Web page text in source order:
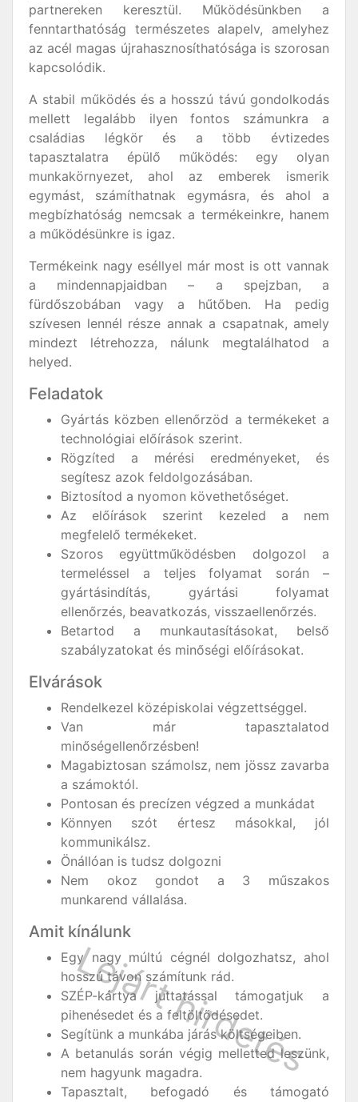
partnereken keresztül. Működésünkben a
fenntarthatóság természetes alapelv, amelyhez
az acél magas újrahasznosíthatósága is szorosan
kapcsolódik.
A stabil működés és a hosszú távú gondolkodás
mellett legalább ilyen fontos számunkra a
családias légkör és a több évtizedes
tapasztalatra épülő működés: egy olyan
munkakörnyezet, ahol az emberek ismerik
egymást, számíthatnak egymásra, és ahol a
megbízhatóság nemcsak a termékeinkre, hanem
a működésünkre is igaz.
Termékeink nagy eséllyel már most is ott vannak
a mindennapjaidban – a spejzban, a
fürdőszobában vagy a hűtőben. Ha pedig
szívesen lennél része annak a csapatnak, amely
mindezt létrehozza, nálunk megtalálhatod a
helyed.
Feladatok
Gyártás közben ellenőrzöd a termékeket a
technológiai előírások szerint.
Rögzíted a mérési eredményeket, és
segítesz azok feldolgozásában.
Biztosítod a nyomon követhetőséget.
Az előírások szerint kezeled a nem
megfelelő termékeket.
Szoros együttműködésben dolgozol a
termeléssel a teljes folyamat során –
gyártásindítás, gyártási folyamat
ellenőrzés, beavatkozás, visszaellenőrzés.
Betartod a munkautasításokat, belső
szabályzatokat és minőségi előírásokat.
Elvárások
Rendelkezel középiskolai végzettséggel.
Van már tapasztalatod
minőségellenőrzésben!
Magabiztosan számolsz, nem jössz zavarba
a számoktól.
Pontosan és precízen végzed a munkádat
Könnyen szót értesz másokkal, jól
kommunikálsz.
Önállóan is tudsz dolgozni
Nem okoz gondot a 3 műszakos
munkarend vállalása.
Amit kínálunk
Egy nagy múltú cégnél dolgozhatsz, ahol
hosszú távon számítunk rád.
SZÉP-kártya juttatással támogatjuk a
pihenésedet és a feltöltődésedet.
Segítünk a munkába járás költségeiben.
A betanulás során végig melletted leszünk,
nem hagyunk magadra.
Tapasztalt, befogadó és támogató